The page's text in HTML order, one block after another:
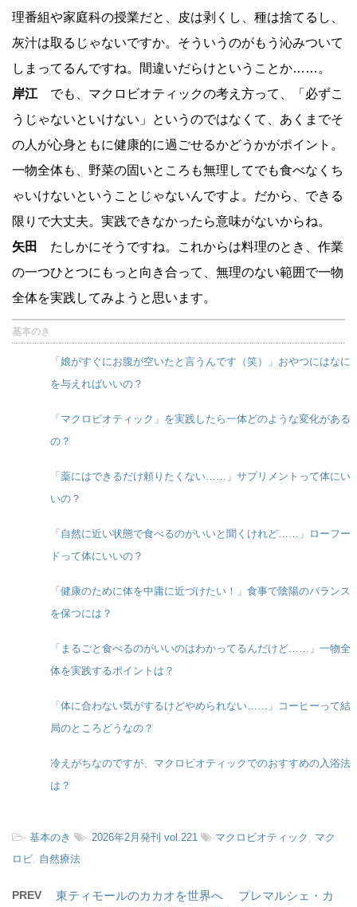
理番組や家庭科の授業だと、皮は剥くし、種は捨てるし、
灰汁は取るじゃないですか。そういうのがもう沁みついて
しまってるんですね。間違いだらけということか……。
岸江 でも、マクロビオティックの考え方って、「必ずこ
うじゃないといけない」というのではなくて、あくまでそ
の人が心身ともに健康的に過ごせるかどうかがポイント。
一物全体も、野菜の固いところも無理してでも食べなくち
ゃいけないということじゃないんですよ。だから、できる
限りで大丈夫。実践できなかったら意味がないからね。
矢田
たしかにそうですね。これからは料理のとき、作業
の一つひとつにもっと向き合って、無理のない範囲で一物
全体を実践してみようと思います。
基本のき
「娘がすぐにお腹が空いたと言うんです（笑）」おやつにはなに
を与えればいいの？
「マクロビオティック」を実践したら一体どのような変化がある
の？
「薬にはできるだけ頼りたくない……」サプリメントって体にい
いの？
「自然に近い状態で食べるのがいいと聞くけれど……」ローフー
ドって体にいいの？
「健康のために体を中庸に近づけたい！」食事で陰陽のバランス
を保つには？
「まるごと食べるのがいいのはわかってるんだけど……」一物全
体を実践するポイントは？
「体に合わない気がするけどやめられない……」コーヒーって結
局のところどうなの？
冷えがちなのですが、マクロビオティックでのおすすめの入浴法
は？
- 基本のき - 2026年2月発刊 vol.221 -マクロビオティック
マク
ロビ 自然療法
PREV
東ティモールのカカオを世界へ プレマルシェ・カ